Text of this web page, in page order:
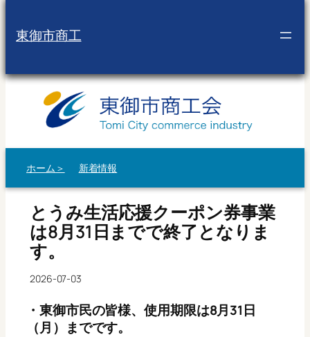
を
キ
ッ
東御市商工
ホーム＞ 新着情報
とうみ生活応援クーポン券事業
は8月31日までで終了となりま
す。
2026-07-03
・東御市民の皆様、使用期限は8月31日
（月）までです。